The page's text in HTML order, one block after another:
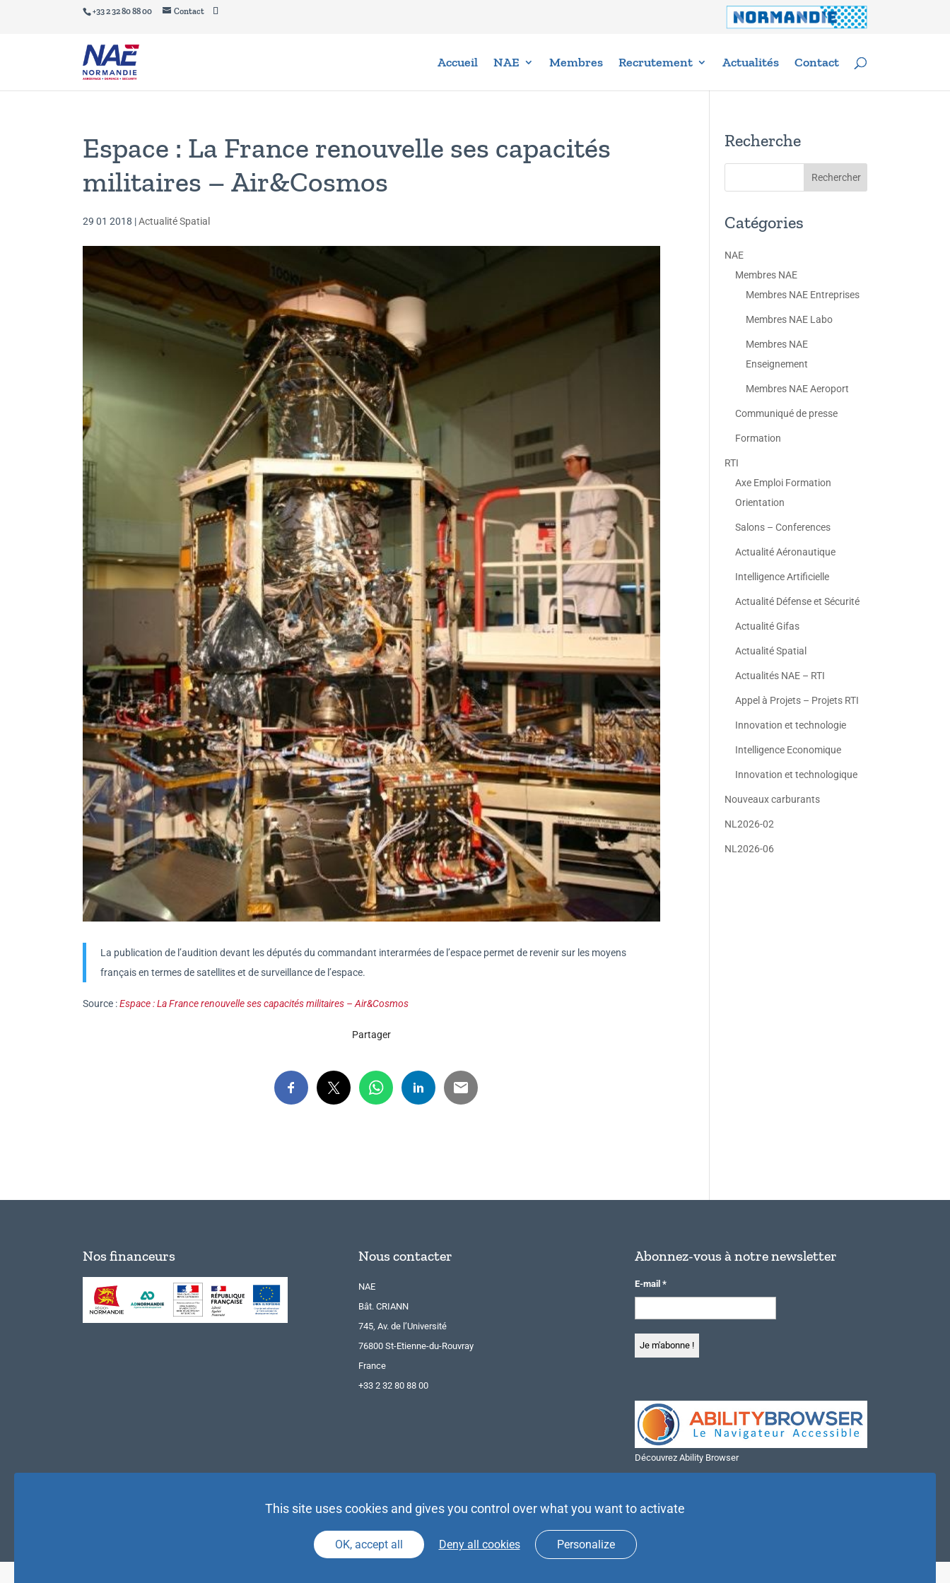
+33 2 32 80 88 00 Contact
Accueil NAE Membres Recrutement Actualités Contact
Espace : La France renouvelle ses capacités
militaires – Air&Cosmos
29 01 2018 |Actualité Spatial
La publication de l’audition devant les députés du commandant interarmées de l’espace permet de revenir sur les moyens
français en termes de satellites et de surveillance de l’espace.
Source :Espace : La France renouvelle ses capacités militaires – Air&Cosmos
Partager
Recherche
Catégories
NAE
Membres NAE
Membres NAE Entreprises
Membres NAE Labo
Membres NAE
Enseignement
Membres NAE Aeroport
Communiqué de presse
Formation
RTI
Axe Emploi Formation
Orientation
Salons – Conferences
Actualité Aéronautique
Intelligence Artificielle
Actualité Défense et Sécurité
Actualité Gifas
Actualité Spatial
Actualités NAE – RTI
Appel à Projets – Projets RTI
Innovation et technologie
Intelligence Economique
Innovation et technologique
Nouveaux carburants
NL2026-02
NL2026-06
Nos financeurs Nous contacter
NAE
Bât. CRIANN
745, Av. de l’Université
76800 St-Etienne-du-Rouvray
France
+33 2 32 80 88 00
Abonnez-vous à notre newsletter
E-mail *
Découvrez Ability Browser
This site uses cookies and gives you control over what you want to activate
OK, accept all Deny all cookies Personalize